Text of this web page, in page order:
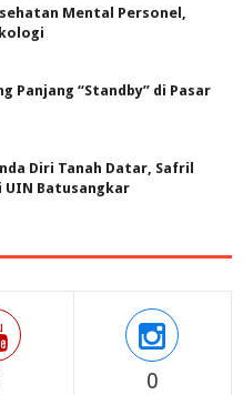
Mental Personel,
Panjang “Standby” di Pasar
Diri Tanah Datar, Safril
Batusangkar
0